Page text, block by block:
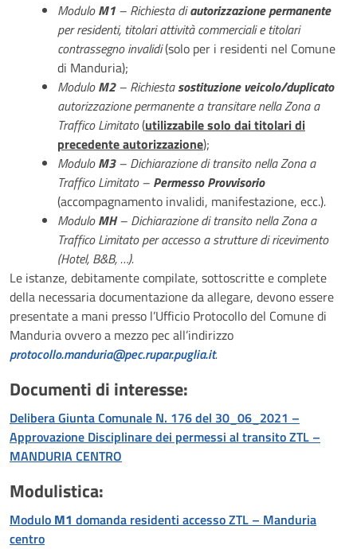
ModuloM1 – Richiesta diautorizzazione permanente
per residenti, titolari attività commerciali e titolari
contrassegno invalidi(solo per i residenti nel Comune
di Manduria);
ModuloM2– Richiestasostituzione veicolo/duplicato
autorizzazione permanente a transitare nella Zona a
Traffico Limitato(utilizzabile solo dai titolari di
precedente autorizzazione);
ModuloM3– Dichiarazione di transito nella Zona a
Traffico Limitato – Permesso Provvisorio
(accompagnamento invalidi, manifestazione, ecc.).
ModuloMH– Dichiarazione di transito nella Zona a
Traffico Limitato per accesso a strutture di ricevimento
(Hotel, B&B, …).
Le istanze, debitamente compilate, sottoscritte e complete
della necessaria documentazione da allegare, devono essere
presentate a mani presso l’Ufficio Protocollo del Comune di
Manduria ovvero a mezzo pec all’indirizzo
protocollo.manduria@pec.rupar.puglia.it.
Documenti di interesse:
Delibera Giunta Comunale N. 176 del 30_06_2021 –
Approvazione Disciplinare dei permessi al transito ZTL –
MANDURIA CENTRO
Modulistica:
Modulo M1 domanda residenti accesso ZTL – Manduria
centro